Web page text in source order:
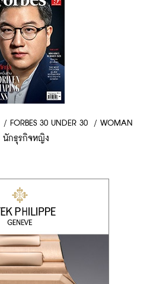
/ FORBES 30 UNDER 30 / WOMAN
นักธุรกิจหญิง